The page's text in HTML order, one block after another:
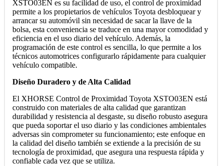
XSTO03EN es su facilidad de uso, el control de proximidad
permite a los propietarios de vehículos Toyota desbloquear y
arrancar su automóvil sin necesidad de sacar la llave de la
bolsa, esta conveniencia se traduce en una mayor comodidad y
eficiencia en el uso diario del vehículo. Además, la
programación de este control es sencilla, lo que permite a los
técnicos automotrices configurarlo rápidamente para cualquier
vehículo compatible.
Diseño Duradero y de Alta Calidad
El XHORSE Control de Proximidad Toyota XSTO03EN está
construido con materiales de alta calidad que garantizan
durabilidad y resistencia al desgaste, su diseño robusto asegura
que pueda soportar el uso diario y las condiciones ambientales
adversas sin comprometer su funcionamiento; este enfoque en
la calidad del diseño también se extiende a la precisión de su
tecnología de proximidad, que asegura una respuesta rápida y
confiable cada vez que se utiliza.